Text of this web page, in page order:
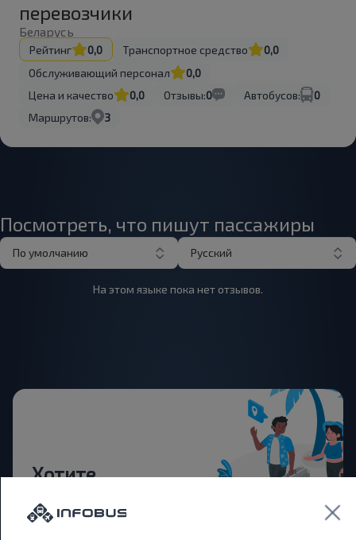
перевозчики
Беларусь
Рейтинг 0,0 Транспортное средство
0,0
Обслуживающий персонал
0,0
Цена и качество
0,0 Отзывы:0 Автобусов:
0
Маршрутов:
3
Посмотреть, что пишут пассажиры
По умолчанию Русский
На этом языке пока нет отзывов.
Хотите
путешествовать
дешевле?